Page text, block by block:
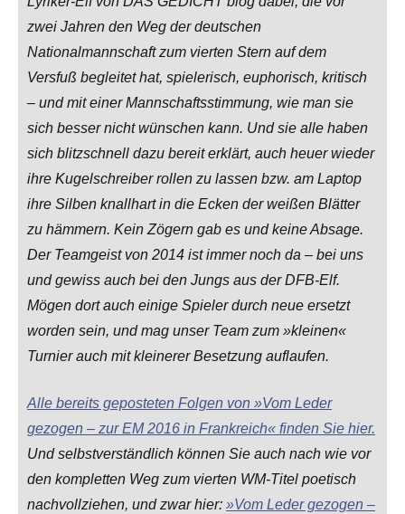
zwei Jahren den Weg der deutschen
Nationalmannschaft zum vierten Stern auf dem
Versfuß begleitet hat, spielerisch, euphorisch, kritisch
– und mit einer Mannschaftsstimmung, wie man sie
sich besser nicht wünschen kann. Und sie alle haben
sich blitzschnell dazu bereit erklärt, auch heuer wieder
ihre Kugelschreiber rollen zu lassen bzw. am Laptop
ihre Silben knallhart in die Ecken der weißen Blätter
zu hämmern. Kein Zögern gab es und keine Absage.
Der Teamgeist von 2014 ist immer noch da – bei uns
und gewiss auch bei den Jungs aus der DFB-Elf.
Mögen dort auch einige Spieler durch neue ersetzt
worden sein, und mag unser Team zum »kleinen«
Turnier auch mit kleinerer Besetzung auflaufen.
Alle bereits geposteten Folgen von »Vom Leder
gezogen – zur EM 2016 in Frankreich« finden Sie hier.
Und selbstverständlich können Sie auch nach wie vor
den kompletten Weg zum vierten WM-Titel poetisch
nachvollziehen, und zwar hier: »Vom Leder gezogen –